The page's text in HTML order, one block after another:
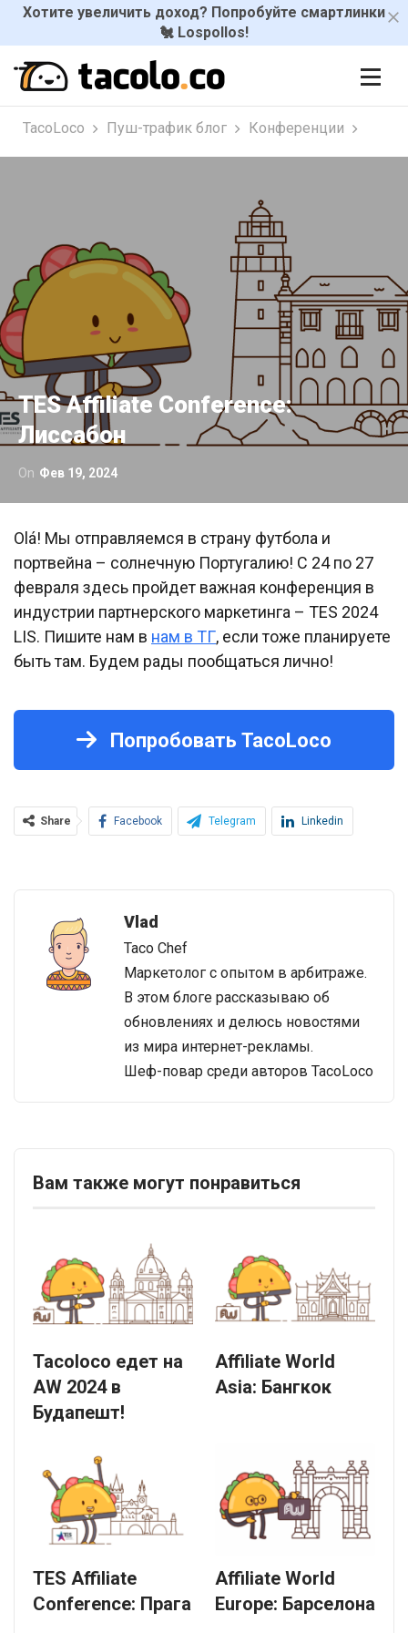
Хотите увеличить доход? Попробуйте смартлинки
🐔 Lospollos!
TacoLoco Пуш-трафик блог Конференции
TES Affiliate Conference:
Лиссабон
On Фев 19, 2024
Olá! Мы отправляемся в страну футбола и
портвейна – солнечную Португалию! С 24 по 27
февраля здесь пройдет важная конференция в
индустрии партнерского маркетинга – TES 2024
LIS. Пишите нам в нам в ТГ, если тоже планируете
быть там. Будем рады пообщаться лично!
Попробовать TacoLoco
Share Facebook Telegram Linkedin
Vlad
Taco Chef
Маркетолог с опытом в арбитраже.
В этом блоге рассказываю об
обновлениях и делюсь новостями
из мира интернет-рекламы.
Шеф-повар среди авторов TacoLoco
Вам также могут понравиться
Tacoloco едет на
AW 2024 в
Будапешт!
Affiliate World
Asia: Бангкок
TES Affiliate
Conference: Прага
Affiliate World
Europe: Барселона